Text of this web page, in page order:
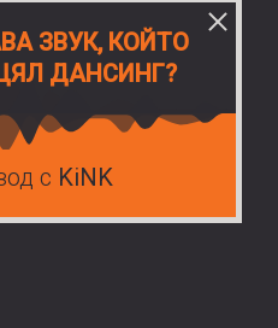
ЗВУК, КОЙТО
ДАНСИНГ?
с KiNK